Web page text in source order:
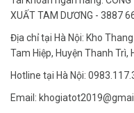
XUẤT TAM DƯƠNG - 3887
Địa chỉ tại Hà Nội: Kho
Tam Hiệp, Huyện Thanh Trì,
Hotline tại Hà Nội:
Email: